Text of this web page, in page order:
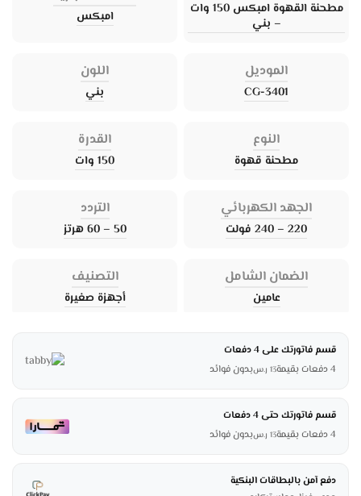
مطحنة القهوة امبكس 150 وات
– بني
امبكس
الموديل
CG-3401
اللون
بني
النوع
مطحنة قهوة
القدرة
150 وات
الجهد الكهربائي
220 – 240 فولت
التردد
50 – 60 هرتز
الضمان الشامل
عامين
التصنيف
أجهزة صغيرة
قسم فاتورتك على 4 دفعات
4 دفعات بقيمة
13 ر.سبدون فوائد
قسم فاتورتك حتى 4 دفعات
4 دفعات بقيمة
13 ر.سبدون فوائد
دفع آمن بالبطاقات البنكية